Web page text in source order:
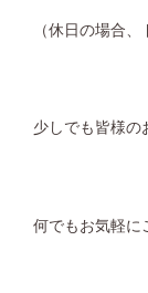
（休日の場合
少しでも皆様の
何でもお気軽に